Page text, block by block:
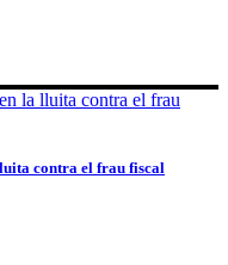
contra el frau fiscal